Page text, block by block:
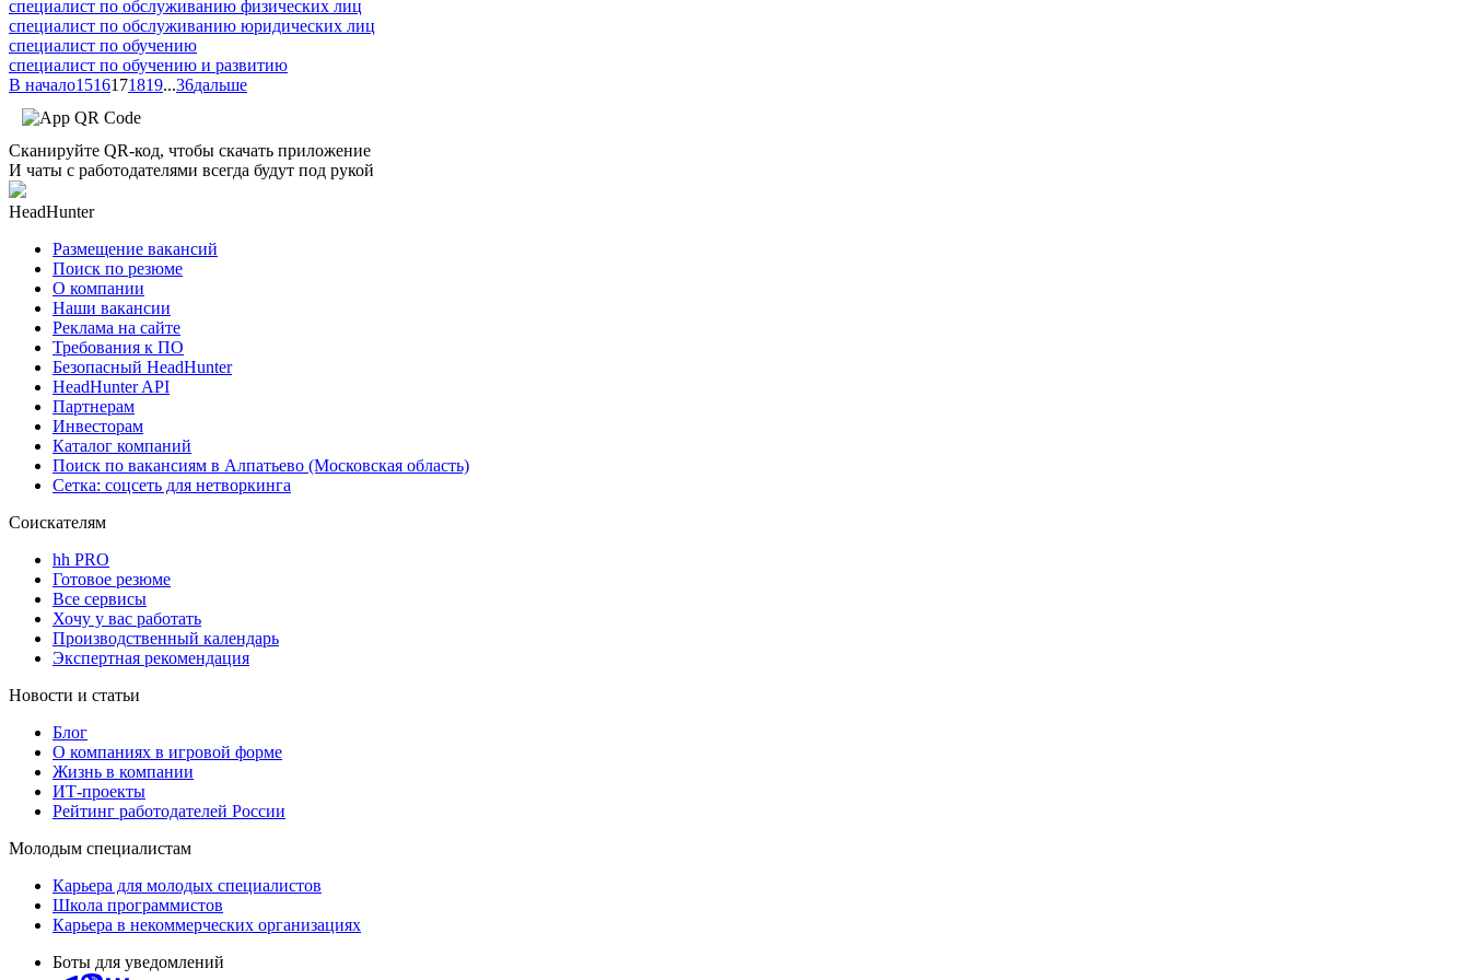
специалист по обслуживанию физических лиц
специалист по обслуживанию юридических лиц
специалист по обучению
специалист по обучению и развитию
В начало1516171819...36дальше
Сканируйте QR-код, чтобы скачать приложение
И чаты с работодателями всегда будут под рукой
HeadHunter
Размещение вакансий
Поиск по резюме
О компании
Наши вакансии
Реклама на сайте
Требования к ПО
Безопасный HeadHunter
HeadHunter API
Партнерам
Инвесторам
Каталог компаний
Поиск по вакансиям в Алпатьево (Московская область)
Сетка: соцсеть для нетворкинга
Соискателям
hh PRO
Готовое резюме
Все сервисы
Хочу у вас работать
Производственный календарь
Экспертная рекомендация
Новости и статьи
Блог
О компаниях в игровой форме
Жизнь в компании
ИТ-проекты
Рейтинг работодателей России
Молодым специалистам
Карьера для молодых специалистов
Школа программистов
Карьера в некоммерческих организациях
Боты для уведомлений